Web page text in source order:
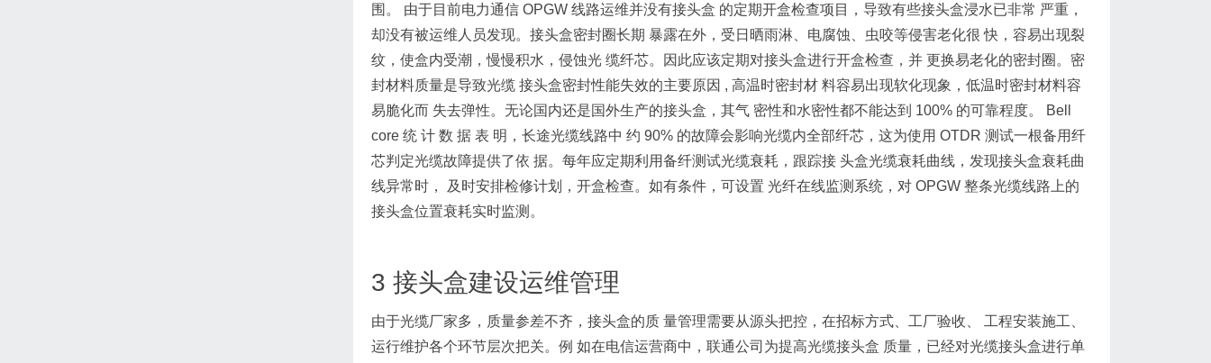
围。 由于目前电力通信 OPGW 线路运维并没有接头盒 的定期开盒检查项目，导致有些接头盒浸水已非常 严重，
却没有被运维人员发现。接头盒密封圈长期 暴露在外，受日晒雨淋、电腐蚀、虫咬等侵害老化很 快，容易出现裂
纹，使盒内受潮，慢慢积水，侵蚀光 缆纤芯。因此应该定期对接头盒进行开盒检查，并 更换易老化的密封圈。密
封材料质量是导致光缆 接头盒密封性能失效的主要原因 , 高温时密封材 料容易出现软化现象，低温时密封材料容
易脆化而 失去弹性。无论国内还是国外生产的接头盒，其气 密性和水密性都不能达到 100% 的可靠程度。 Bell
core 统 计 数 据 表 明，长途光缆线路中 约 90% 的故障会影响光缆内全部纤芯，这为使用 OTDR 测试一根备用纤
芯判定光缆故障提供了依 据。每年应定期利用备纤测试光缆衰耗，跟踪接 头盒光缆衰耗曲线，发现接头盒衰耗曲
线异常时， 及时安排检修计划，开盒检查。如有条件，可设置 光纤在线监测系统，对 OPGW 整条光缆线路上的
接头盒位置衰耗实时监测。
3 接头盒建设运维管理
由于光缆厂家多，质量参差不齐，接头盒的质 量管理需要从源头把控，在招标方式、工厂验收、 工程安装施工、
运行维护各个环节层次把关。例 如在电信运营商中，联通公司为提高光缆接头盒 质量，已经对光缆接头盒进行单